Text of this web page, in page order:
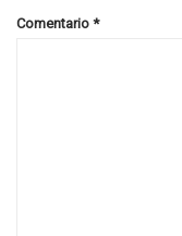
Comentario *